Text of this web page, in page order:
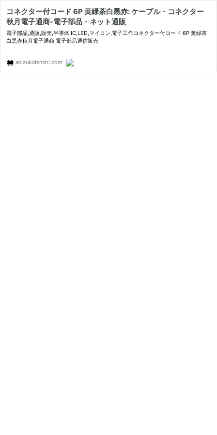
コネクター付コード 6P 黄緑茶白黒赤: ケーブル・コネクター
秋月電子通商-電子部品・ネット通販
電子部品,通販,販売,半導体,IC,LED,マイコン,電子工作コネクター付コード 6P 黄緑茶
白黒赤秋月電子通商 電子部品通信販売
akizukidenshi.com